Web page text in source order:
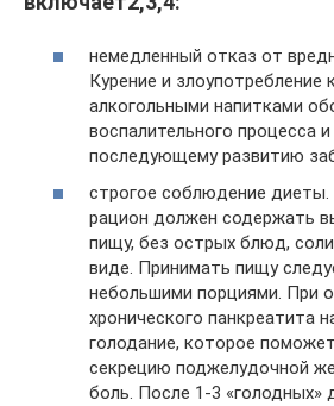
немедленный отказ от
Курение и злоупотребление
алкогольными напитками
воспалительного процесса
последующему развитию
строгое соблюдение
рацион должен содержать
пищу, без острых блюд,
виде. Принимать пищу
небольшими порциями. При
хронического панкреатита
голодание, которое
секрецию поджелудочной
боль. После 1-3 «голодных»